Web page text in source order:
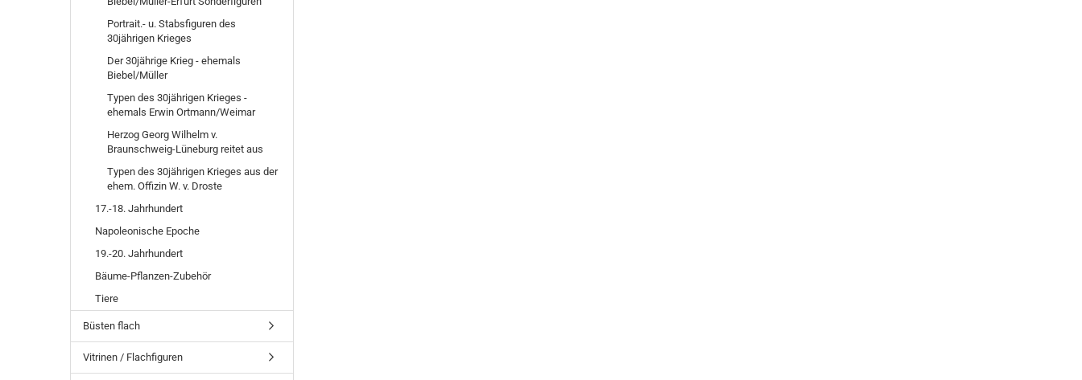
Portrait.- u. Stabsfiguren des
30jährigen Krieges
Der 30jährige Krieg - ehemals
Biebel/Müller
Typen des 30jährigen Krieges -
ehemals Erwin Ortmann/Weimar
Herzog Georg Wilhelm v.
Braunschweig-Lüneburg reitet aus
Typen des 30jährigen Krieges aus der
ehem. Offizin W. v. Droste
17.-18. Jahrhundert
Napoleonische Epoche
19.-20. Jahrhundert
Bäume-Pflanzen-Zubehör
Tiere
Büsten flach
Vitrinen / Flachfiguren